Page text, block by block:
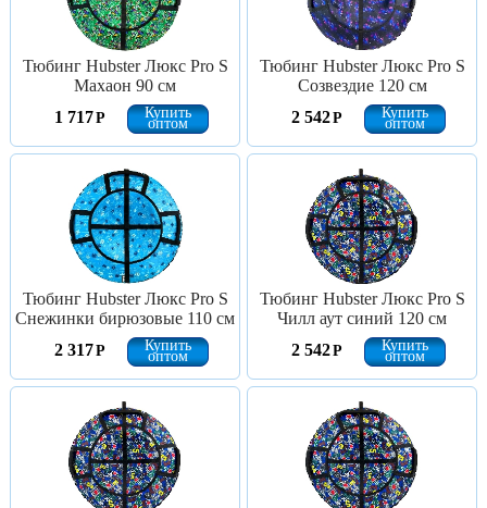
Тюбинг Hubster Люкс Pro S
Махаон 90 см
1 717Р Купить
оптом
Тюбинг Hubster Люкс Pro S
Созвездие 120 см
2 542Р Купить
оптом
Тюбинг Hubster Люкс Pro S
Снежинки бирюзовые 110 см
2 317Р Купить
оптом
Тюбинг Hubster Люкс Pro S
Чилл аут синий 120 см
2 542Р Купить
оптом